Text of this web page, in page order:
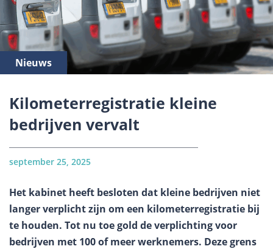
Nieuws
Kilometerregistratie kleine
bedrijven vervalt
september 25, 2025
Het kabinet heeft besloten dat kleine bedrijven niet
langer verplicht zijn om een kilometerregistratie bij
te houden. Tot nu toe gold de verplichting voor
bedrijven met 100 of meer werknemers. Deze grens